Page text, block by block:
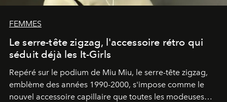
FEMMES
Le serre-tête zigzag, l'accessoire rétro qui
séduit déjà les It-Girls
Repéré sur le podium de Miu Miu, le serre-tête zigzag,
emblème des années 1990-2000, s'impose comme le
nouvel accessoire capillaire que toutes les modeuses